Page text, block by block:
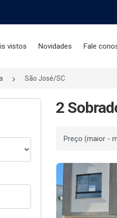
vistos Novidades Fale
São José/SC
2
Ordenar por